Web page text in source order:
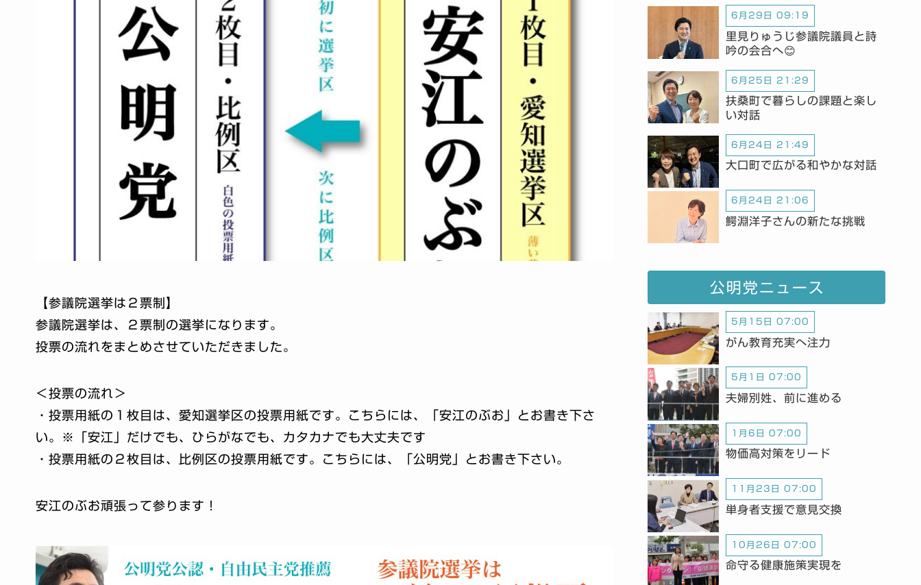
【参議院選挙は２票制】
参議院選挙は、２票制の選挙になります。
投票の流れをまとめさせていただきました。
＜投票の流れ＞
・投票用紙の１枚目は、愛知選挙区の投票用紙です。こちらには、「安江のぶお」とお書き下さ
い。※「安江」だけでも、ひらがなでも、カタカナでも大丈夫です
・投票用紙の２枚目は、比例区の投票用紙です。こちらには、「公明党」とお書き下さい。
安江のぶお頑張って参ります！
6月29日 09:19
里見りゅうじ参議院議員と詩
吟の会合へ😊
6月25日 21:29
扶桑町で暮らしの課題と楽し
い対話
6月24日 21:49
大口町で広がる和やかな対話
6月24日 21:06
鰐淵洋子さんの新たな挑戦
公明党ニュース
5月15日 07:00
がん教育充実へ注力
5月1日 07:00
夫婦別姓、前に進める
1月6日 07:00
物価高対策をリード
11月23日 07:00
単身者支援で意見交換
10月26日 07:00
命守る健康施策実現を